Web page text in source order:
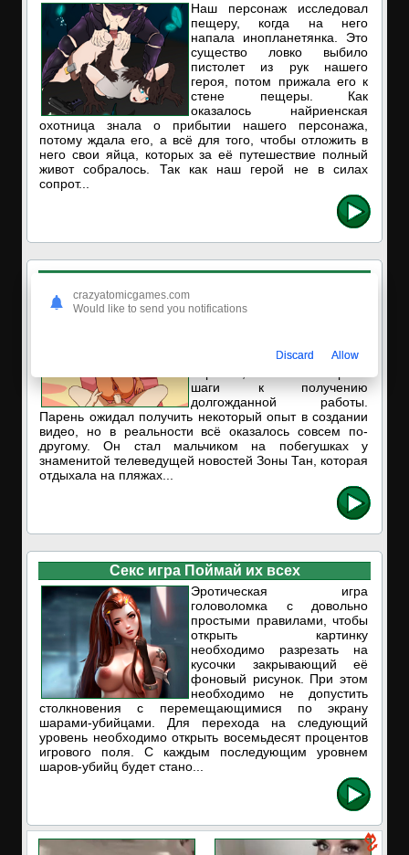
Наш персонаж исследовал
пещеру, когда на него
напала инопланетянка. Это
существо ловко выбило
пистолет из рук нашего
героя, потом прижала его к
стене пещеры. Как
оказалось найриенская
охотница знала о прибытии нашего персонажа,
потому ждала его, а всё для того, чтобы отложить в
него свои яйца, которых за её путешествие полный
живот собралось. Так как наш герой не в силах
сопрот...
университете
студии новостей. Таким
шаги к получению
долгожданной работы.
Парень ожидал получить некоторый опыт в создании
видео, но в реальности всё оказалось совсем по-
другому. Он стал мальчиком на побегушках у
знаменитой телеведущей новостей Зоны Тан, которая
отдыхала на пляжах...
Секс игра Поймай их всех
Эротическая игра
головоломка с довольно
простыми правилами, чтобы
открыть картинку
необходимо разрезать на
кусочки закрывающий её
фоновый рисунок. При этом
необходимо не допустить
столкновения с перемещающимися по экрану
шарами-убийцами. Для перехода на следующий
уровень необходимо открыть восемьдесят процентов
игрового поля. С каждым последующим уровнем
шаров-убийц будет стано...
crazyatomicgames.com
Would like to send you notifications
Discard Allow